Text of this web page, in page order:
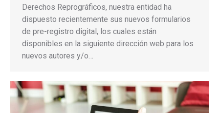
Derechos Reprográficos, nuestra entidad ha
dispuesto recientemente sus nuevos formularios
de pre-registro digital, los cuales están
disponibles en la siguiente dirección web para los
nuevos autores y/o…